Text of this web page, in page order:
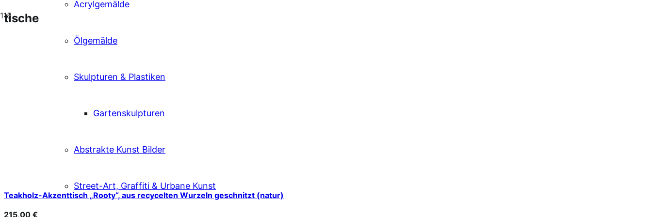
Acrylgemälde
Ölgemälde
Skulpturen & Plastiken
Gartenskulpturen
Abstrakte Kunst Bilder
Street-Art, Graffiti & Urbane Kunst
tische
Teakholz-Akzenttisch „Rooty“, aus recycelten Wurzeln geschnitzt (natur)
215,00 €